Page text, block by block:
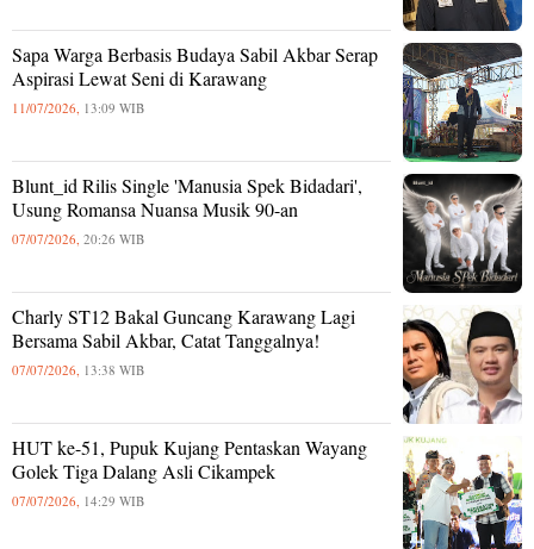
Sapa Warga Berbasis Budaya Sabil Akbar Serap
Aspirasi Lewat Seni di Karawang
11/07/2026, 13:09 WIB
Blunt_id Rilis Single 'Manusia Spek Bidadari',
Usung Romansa Nuansa Musik 90-an
07/07/2026, 20:26 WIB
Charly ST12 Bakal Guncang Karawang Lagi
Bersama Sabil Akbar, Catat Tanggalnya!
07/07/2026, 13:38 WIB
HUT ke-51, Pupuk Kujang Pentaskan Wayang
Golek Tiga Dalang Asli Cikampek
07/07/2026, 14:29 WIB